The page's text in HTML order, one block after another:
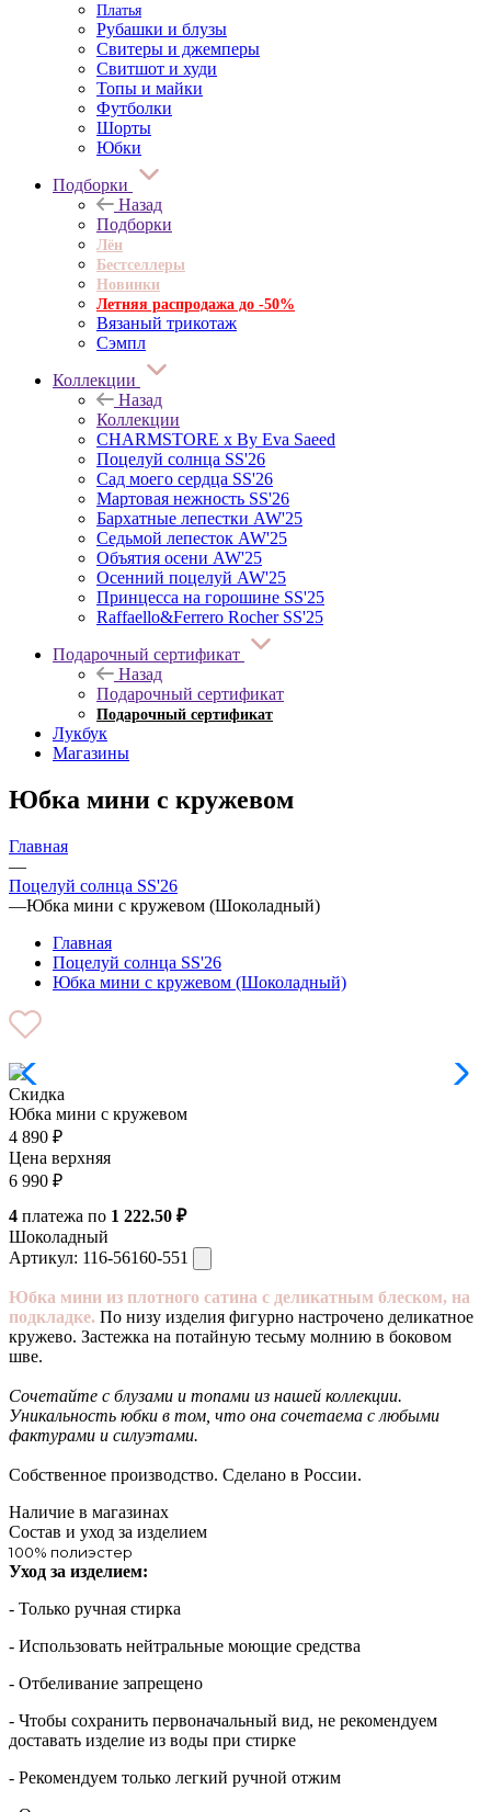
Платья
Рубашки и блузы
Свитеры и джемперы
Свитшот и худи
Топы и майки
Футболки
Шорты
Юбки
Подборки
Назад
Подборки
Лён
Бестселлеры
Новинки
Летняя распродажа до -50%
Вязаный трикотаж
Сэмпл
Коллекции
Назад
Коллекции
CHARMSTORE х By Eva Saeed
Поцелуй солнца SS'26
Сад моего сердца SS'26
Мартовая нежность SS'26
Бархатные лепестки AW'25
Седьмой лепесток AW'25
Объятия осени AW'25
Осенний поцелуй AW'25
Принцесса на горошине SS'25
Raffaello&Ferrero Rocher SS'25
Подарочный сертификат
Назад
Подарочный сертификат
Подарочный сертификат
Лукбук
Магазины
Юбка мини с кружевом
Главная
—
Поцелуй солнца SS'26
—Юбка мини с кружевом (Шоколадный)
Главная
Поцелуй солнца SS'26
Юбка мини с кружевом (Шоколадный)
Скидка
Юбка мини с кружевом
4 890 ₽
Цена верхняя
6 990 ₽
4 платежа по 1 222.50 ₽
Шоколадный
Артикул: 116-56160-551
Юбка мини из плотного сатина с деликатным блеском, на
подкладке. По низу изделия фигурно настрочено деликатное
кружево. Застежка на потайную тесьму молнию в боковом
шве.
Сочетайте с блузами и топами из нашей коллекции.
Уникальность юбки в том, что она сочетаема с любыми
фактурами и силуэтами.
Собственное производство. Сделано в России.
Наличие в магазинах
Состав и уход за изделием
100% полиэстер
Уход за изделием:
- Только ручная стирка
- Использовать нейтральные моющие средства
- Отбеливание запрещено
- Чтобы сохранить первоначальный вид, не рекомендуем
доставать изделие из воды при стирке
- Рекомендуем только легкий ручной отжим